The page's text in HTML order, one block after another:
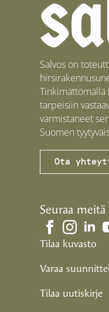
Salvos on
Tinkimättömällä
tarpeisiin
varmistaneet
Suomen
Ota
Seuraa meitä
Tilaa kuvasto
Varaa
Tilaa uutiskirje